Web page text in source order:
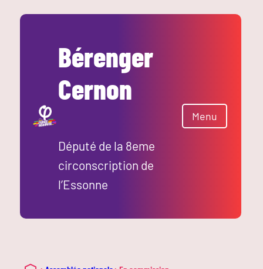
Bérenger
Cernon
Député de la 8eme
circonscription de
l’Essonne
Menu